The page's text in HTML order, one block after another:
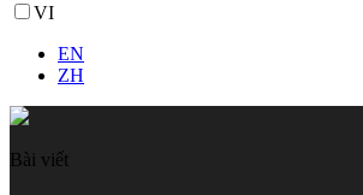
VI
EN
ZH
Bài viết